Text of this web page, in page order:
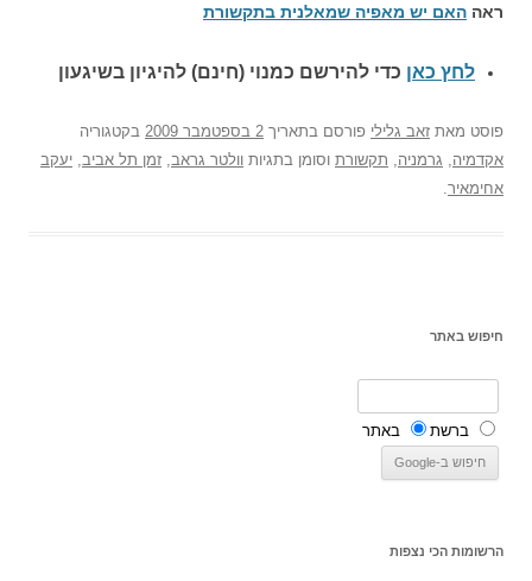
ראה האם יש מאפיה שמאלנית בתקשורת
לחץ כאן כדי להירשם כמנוי (חינם) להיגיון בשיגעון
פוסט מאת זאב גלילי פורסם בתאריך 2 בספטמבר 2009
בקטגוריה
אקדמיה
גרמניה תקשורת וסומן בתגיות וולטר גראב זמן תל אביב יעקב
אחימאיר
חיפוש באתר
ברשת באתר
הרשומות הכי נצפות